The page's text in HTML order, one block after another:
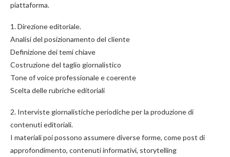
piattaforma.
1. Direzione editoriale.
Analisi del posizionamento del cliente
Definizione dei temi chiave
Costruzione del taglio giornalistico
Tone of voice professionale e coerente
Scelta delle rubriche editoriali
2. Interviste giornalistiche periodiche per la produzione di
contenuti editoriali.
I materiali poi possono assumere diverse forme, come post di
approfondimento, contenuti informativi, storytelling